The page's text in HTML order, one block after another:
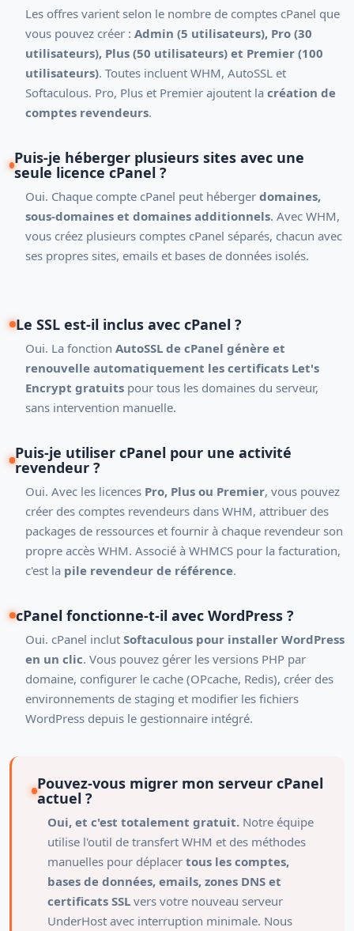
Les offres varient selon le nombre de comptes cPanel que
vous pouvez créer : Admin (5 utilisateurs), Pro (30
utilisateurs), Plus (50 utilisateurs) et Premier (100
utilisateurs). Toutes incluent WHM, AutoSSL et
Softaculous. Pro, Plus et Premier ajoutent la création de
comptes revendeurs.
Puis-je héberger plusieurs sites avec une
seule licence cPanel ?
Oui. Chaque compte cPanel peut héberger domaines,
sous-domaines et domaines additionnels. Avec WHM,
vous créez plusieurs comptes cPanel séparés, chacun avec
ses propres sites, emails et bases de données isolés.
Le SSL est-il inclus avec cPanel ?
Oui. La fonction AutoSSL de cPanel génère et
renouvelle automatiquement les certificats Let's
Encrypt gratuits pour tous les domaines du serveur,
sans intervention manuelle.
Puis-je utiliser cPanel pour une activité
revendeur ?
Oui. Avec les licences Pro, Plus ou Premier, vous pouvez
créer des comptes revendeurs dans WHM, attribuer des
packages de ressources et fournir à chaque revendeur son
propre accès WHM. Associé à WHMCS pour la facturation,
c'est la pile revendeur de référence.
cPanel fonctionne-t-il avec WordPress ?
Oui. cPanel inclut Softaculous pour installer WordPress
en un clic. Vous pouvez gérer les versions PHP par
domaine, configurer le cache (OPcache, Redis), créer des
environnements de staging et modifier les fichiers
WordPress depuis le gestionnaire intégré.
Pouvez-vous migrer mon serveur cPanel
actuel ?
Oui, et c'est totalement gratuit. Notre équipe
utilise l'outil de transfert WHM et des méthodes
manuelles pour déplacer tous les comptes,
bases de données, emails, zones DNS et
certificats SSL vers votre nouveau serveur
UnderHost avec interruption minimale. Nous